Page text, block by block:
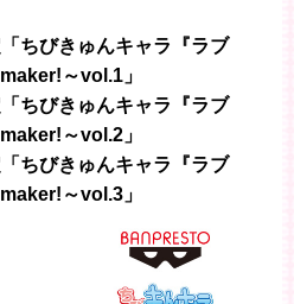
ちびきゅんキャラ『ラブ
～vol.1」
ちびきゅんキャラ『ラブ
～vol.2」
ちびきゅんキャラ『ラブ
～vol.3」